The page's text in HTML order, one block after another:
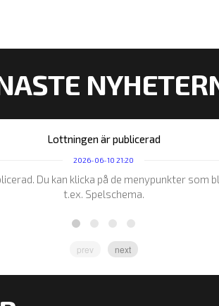
Lottningen är publicerad
2026-06-10 21:20
Du kan klicka på de menypunkter som
t.ex. Spelschema.
prev next